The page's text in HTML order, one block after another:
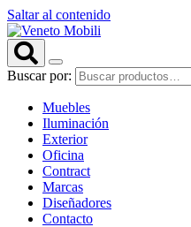
Saltar al contenido
Buscar por:
Muebles
Iluminación
Exterior
Oficina
Contract
Marcas
Diseñadores
Contacto